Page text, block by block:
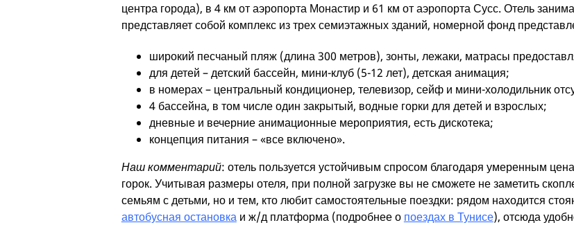
центра города), в 4 км от аэропорта Монастир и 61 км от аэропорта Сусс. Отель
представляет собой комплекс из трех семиэтажных зданий, номерной фонд
широкий песчаный пляж (длина 300 метров), зонты, лежаки, матрасы
для детей – детский бассейн, мини-клуб (5-12 лет), детская анимация;
в номерах – центральный кондиционер, телевизор, сейф и мини-холодильник
4 бассейна, в том числе один закрытый, водные горки для детей и взрослых;
дневные и вечерние анимационные мероприятия, есть дискотека;
концепция питания – «все включено».
Наш комментарий: отель пользуется устойчивым спросом благодаря умеренным
горок. Учитывая размеры отеля, при полной загрузке вы не сможете не заметить
семьям с детьми, но и тем, кто любит самостоятельные поездки: рядом находится
автобусная остановкаи ж/д платформа (подробнее о поездах в Тунисе), отсюда